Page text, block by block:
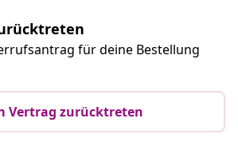
für deine Bestellung
Vertrag zurücktreten